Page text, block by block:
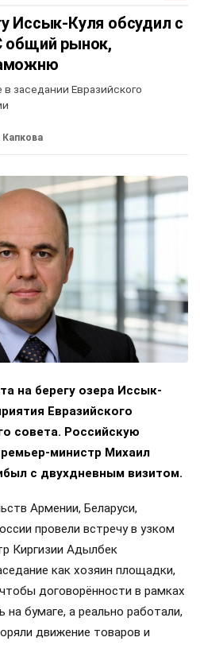
Иссык-Куля обсудил с
общий рынок,
заседании Евразийского
на берегу озера Иссык-
Евразийского
совета. Российскую
министр Михаил
с двухдневным визитом.
Армении, Беларуси,
провели встречу в узком
Киргизии Адылбек
как хозяин площадки,
договорённости в рамках
на бумаге, а реально работали,
движение товаров и